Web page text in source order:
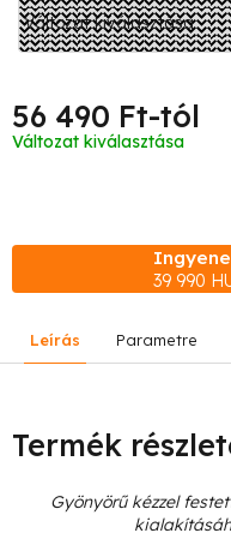
56 490 Ft-tól
Egységár:
Változat kiválasztása
39 990
Leírás Parametre
Termék
Gyönyörű kézzel